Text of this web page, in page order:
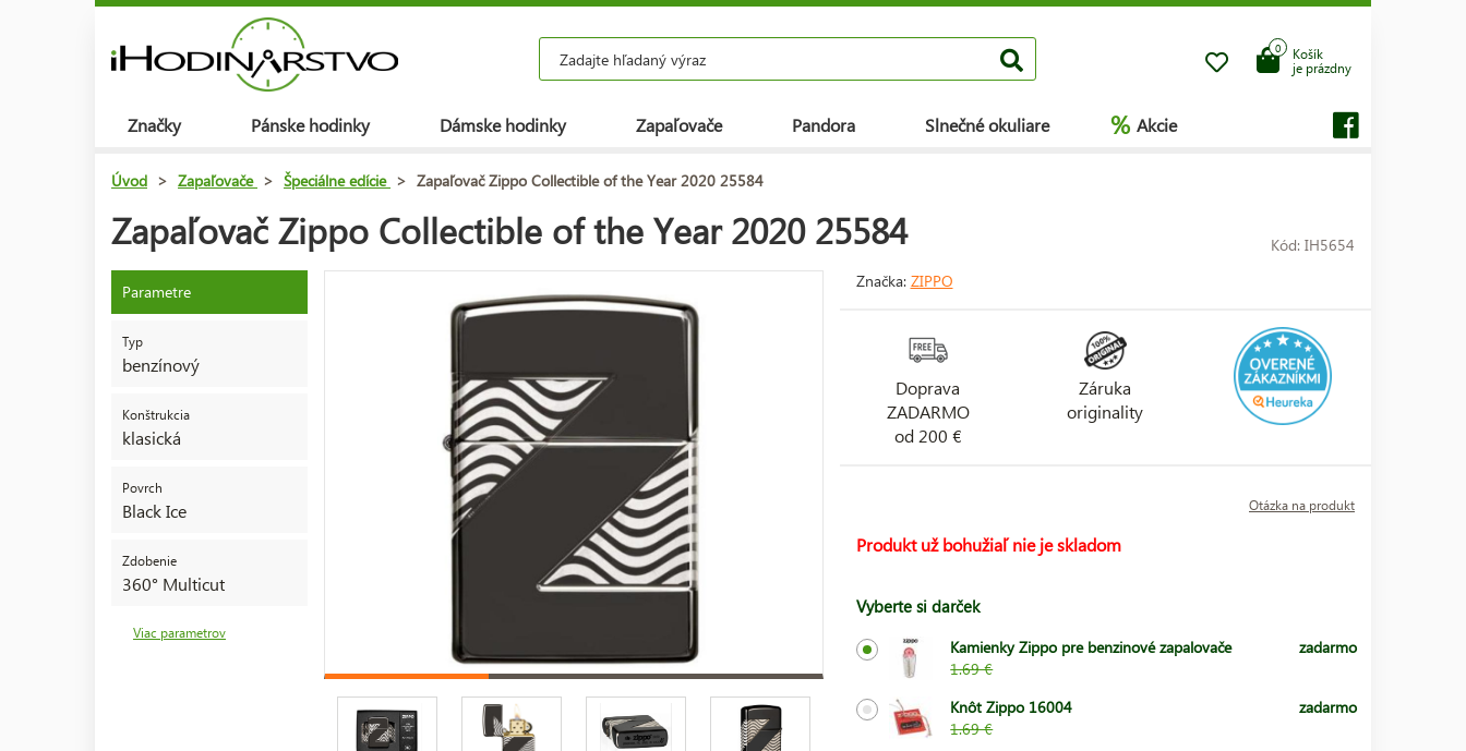
Košík
je prázdny
0
Značky Pánske hodinky Dámske hodinky Zapaľovače Pandora Slnečné okuliare % Akcie
Úvod > Zapaľovače > Špeciálne edície > Zapaľovač Zippo Collectible of the Year 2020 25584
Zapaľovač Zippo Collectible of the Year 2020 25584 Kód: IH5654
Parametre
Typ
benzínový
Konštrukcia
klasická
Povrch
Black Ice
Zdobenie
360° Multicut
Viac parametrov
Značka: ZIPPO
Doprava
ZADARMO
od 200 €
Záruka
originality
Otázka na produkt
Produkt už bohužiaľ nie je skladom
Vyberte si darček
Kamienky Zippo pre benzinové zapalovače
1.69 €
zadarmo
Knôt Zippo 16004
1.69 €
zadarmo